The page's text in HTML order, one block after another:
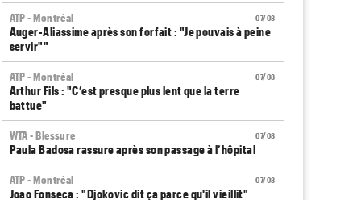
07/08
ATP - Montréal
Auger-Aliassime après son forfait : "Je pouvais à peine
servir""
07/08
ATP - Montréal
Arthur Fils : "C’est presque plus lent que la terre
battue"
07/08
WTA - Blessure
Paula Badosa rassure après son passage à l’hôpital
07/08
ATP - Montréal
Joao Fonseca : "Djokovic dit ça parce qu'il vieillit"